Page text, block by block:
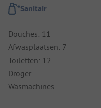
Sanitair
Douches: 11
Afwasplaatsen: 7
Toiletten: 12
Droger
Wasmachines